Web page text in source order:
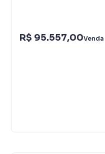
R$ 95.557,00Venda